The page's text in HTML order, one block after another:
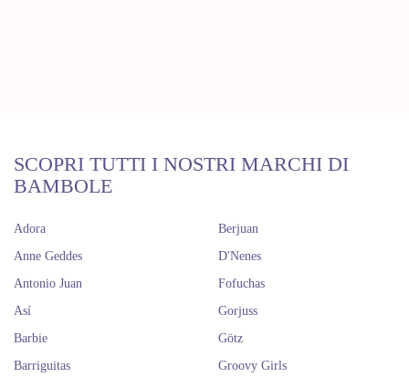
SCOPRI TUTTI I NOSTRI MARCHI DI
BAMBOLE
Adora
Anne Geddes
Antonio Juan
Así
Barbie
Barriguitas
Berjuan
D'Nenes
Fofuchas
Gorjuss
Götz
Groovy Girls